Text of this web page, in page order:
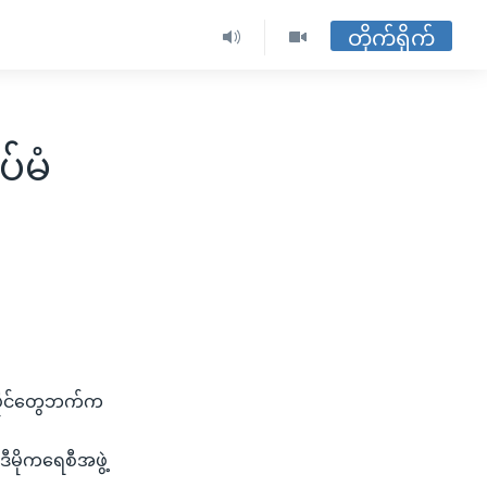
တိုက်ရိုက်
မံ
ပိုင်တွေဘက်က
မိုကရေစီအဖွဲ့